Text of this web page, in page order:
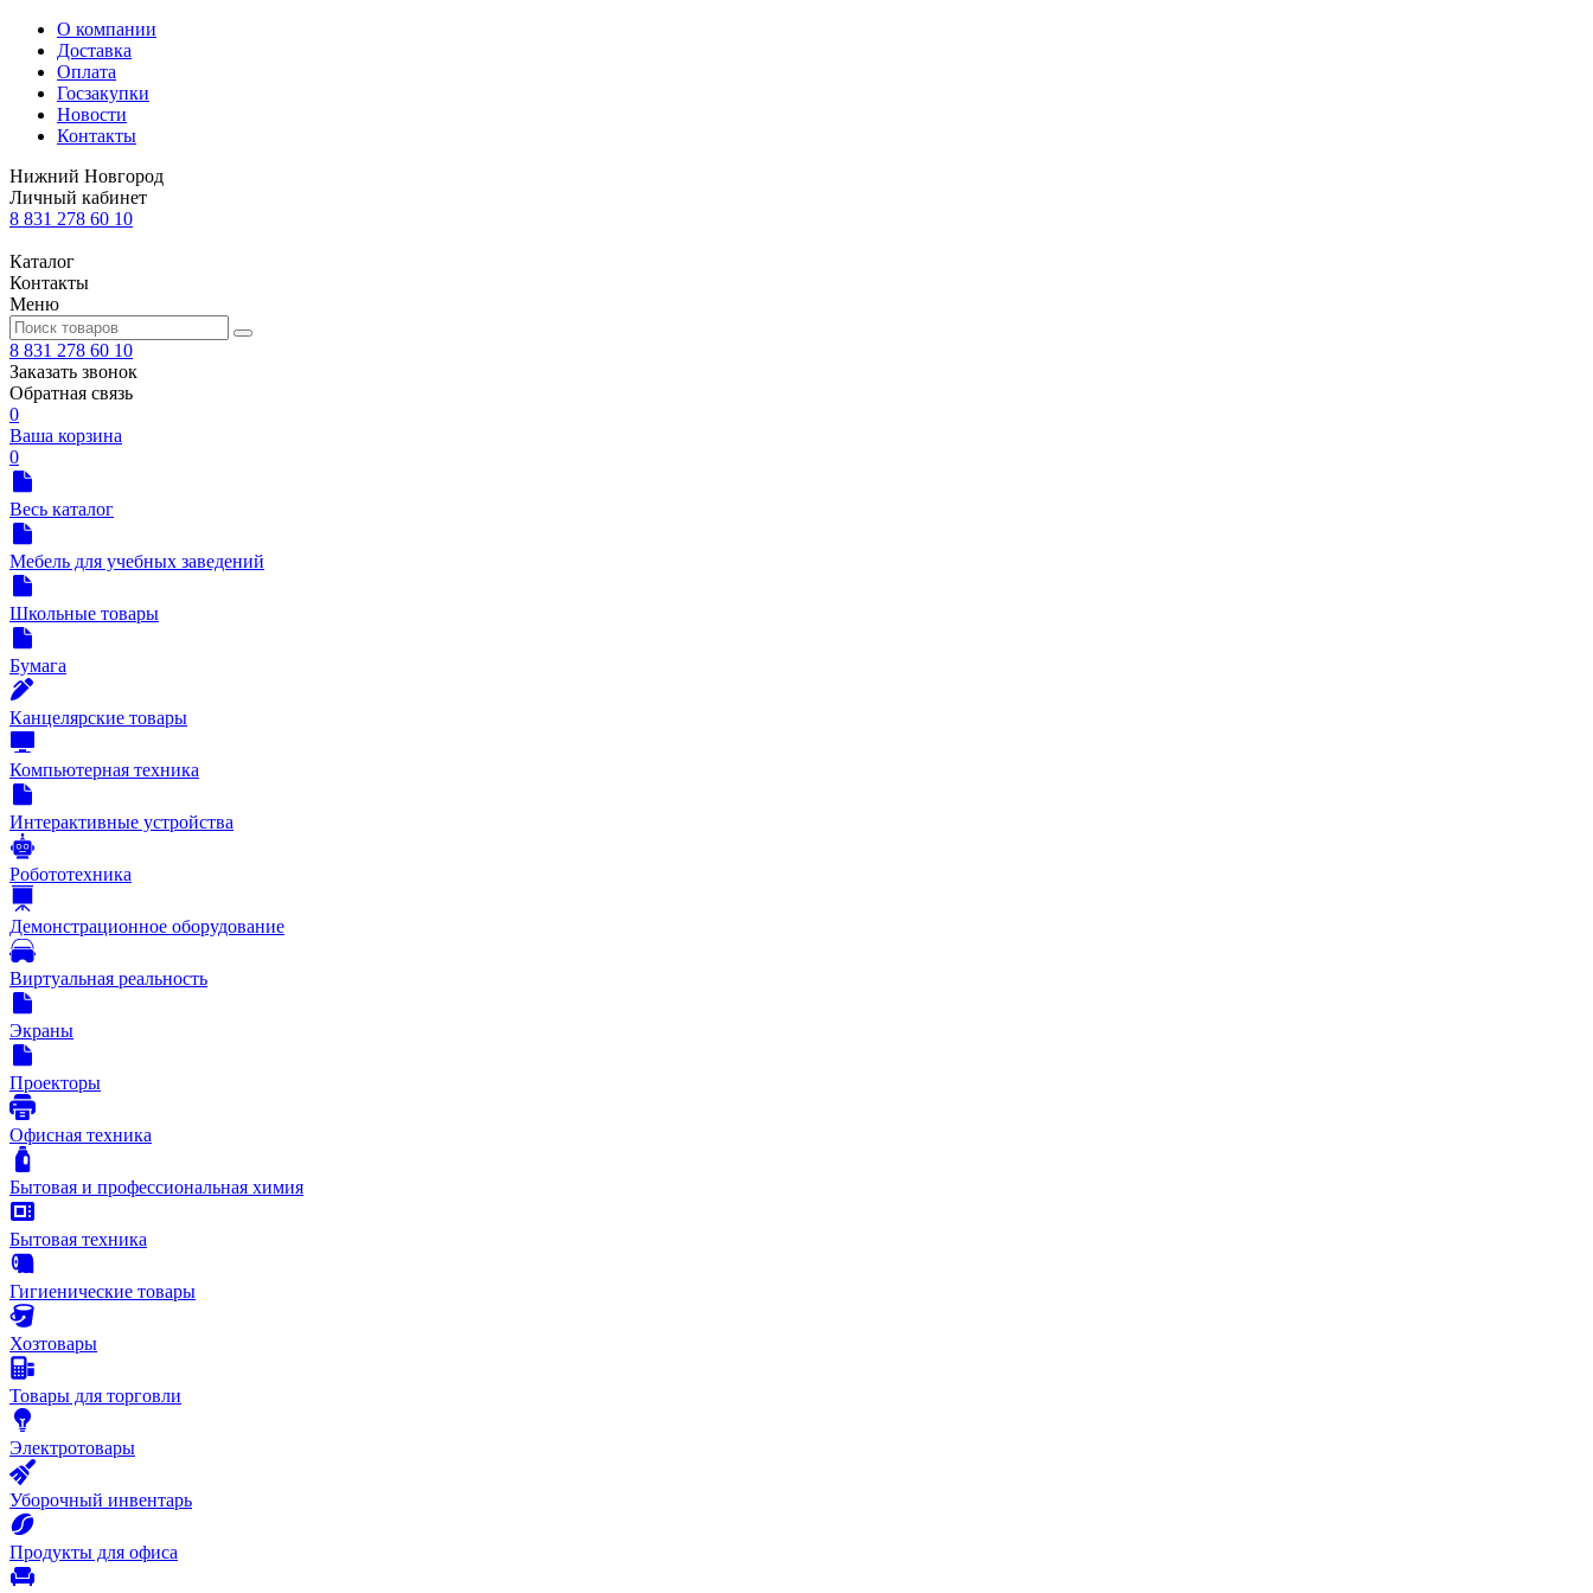
О компании
Доставка
Оплата
Госзакупки
Новости
Контакты
Нижний Новгород
Личный кабинет
8 831 278 60 10
Каталог
Контакты
Меню
8 831 278 60 10
Заказать звонок
Обратная связь
0
Ваша корзина
0
Весь каталог
Мебель для учебных заведений
Школьные товары
Бумага
Канцелярские товары
Компьютерная техника
Интерактивные устройства
Робототехника
Демонстрационное оборудование
Виртуальная реальность
Экраны
Проекторы
Офисная техника
Бытовая и профессиональная химия
Бытовая техника
Гигиенические товары
Хозтовары
Товары для торговли
Электротовары
Уборочный инвентарь
Продукты для офиса